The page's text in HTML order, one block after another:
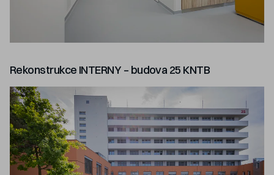
Rekonstrukce INTERNY – budova 25 KNTB